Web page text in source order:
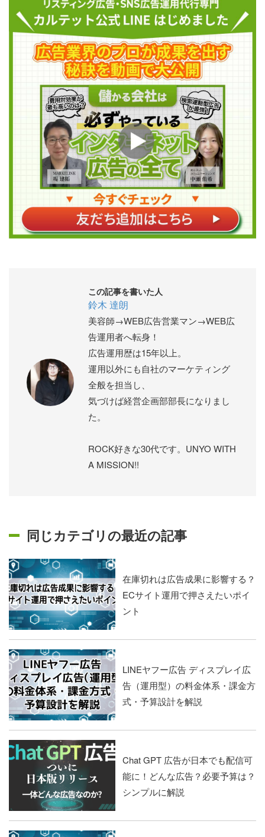
この記事を書いた人
鈴木 達朗
美容師→WEB広告営業マン→WEB広
告運用者へ転身！
広告運用歴は15年以上。
運用以外にも自社のマーケティング
全般を担当し、
気づけば経営企画部部長になりまし
た。
ROCK好きな30代です。UNYO WITH
A MISSION!!
同じカテゴリの最近の記事
在庫切れは広告成果に影響する？
ECサイト運用で押さえたいポイ
ント
LINEヤフー広告 ディスプレイ広
告（運用型）の料金体系・課金方
式・予算設計を解説
Chat GPT 広告が日本でも配信可
能に！どんな広告？必要予算は？
シンプルに解説